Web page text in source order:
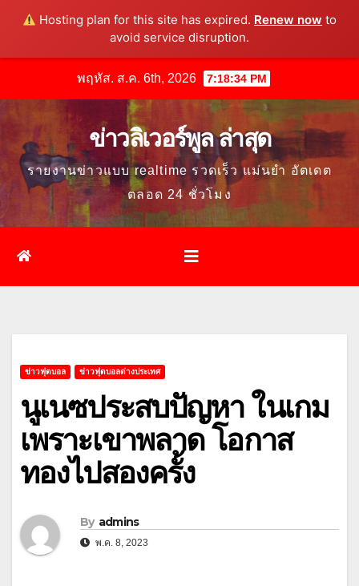
Hosting plan for this site has expired. Renew now to
avoid service disruption.
content
พฤหัส. ส.ค. 6th, 2026 7:18:36 PM
ข่าวลิเวอร์พูล ล่าสุด
รายงานข่าวแบบ realtime รวดเร็ว แม่นยำ อัตเดต
ตลอด 24 ชั่วโมง
ข่าวฟุตบอล ข่าวฟุตบอลต่างประเทศ
นูเนซประสบปัญหา ในเกม
เพราะเขาพลาด โอกาส
ทองไปสองครั้ง
By admins
พ.ค. 8, 2023